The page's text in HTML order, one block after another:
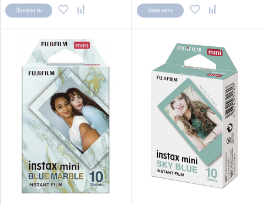
Заказать Заказать